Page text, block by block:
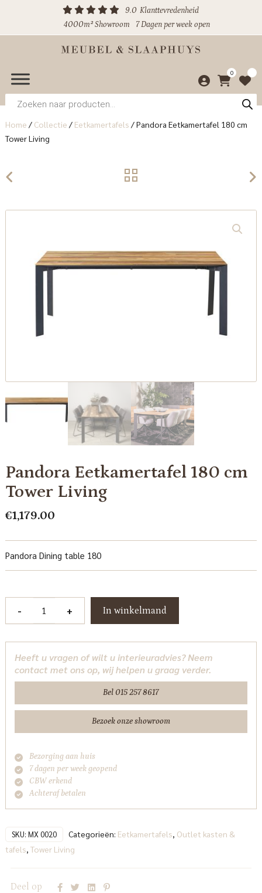
9.0 Klanttevredenheid
4000m² Showroom
7 Dagen per week open
0
Producten
zoeken
Home / Collectie / Eetkamertafels /Pandora Eetkamertafel 180 cm
Tower Living
Pandora Eetkamertafel 180 cm
Tower Living
€1,179.00
Pandora Dining table 180
-
Eetkamertafel
cm
Tower
Living
+ In winkelmand
Heeft u vragen of wilt u interieuradvies? Neem
contact met ons op, wij helpen u graag verder.
Bel 015 257 8617
Bezoek onze showroom
Bezorging aan huis
7 dagen per week geopend
CBW erkend
Achteraf betalen
SKU: MX 0020 Categorieën: Eetkamertafels, Outlet kasten &
tafels, Tower Living
Deel op